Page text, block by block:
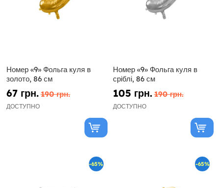
Номер «9» Фольга куля в
золото, 86 см
67 грн. 190 грн.
ДОСТУПНО
Номер «9» Фольга куля в
сріблі, 86 см
105 грн. 190 грн.
ДОСТУПНО
-65% -65%